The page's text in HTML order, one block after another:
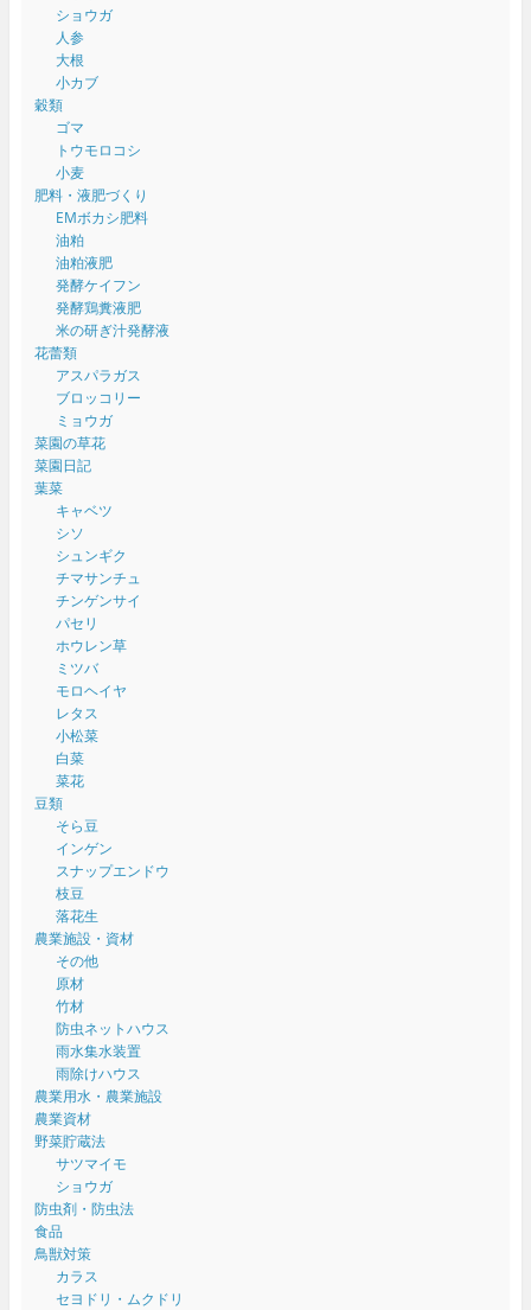
ショウガ
人参
大根
小カブ
穀類
ゴマ
トウモロコシ
小麦
肥料・液肥づくり
EMボカシ肥料
油粕
油粕液肥
発酵ケイフン
発酵鶏糞液肥
米の研ぎ汁発酵液
花蕾類
アスパラガス
ブロッコリー
ミョウガ
菜園の草花
菜園日記
葉菜
キャベツ
シソ
シュンギク
チマサンチュ
チンゲンサイ
パセリ
ホウレン草
ミツバ
モロヘイヤ
レタス
小松菜
白菜
菜花
豆類
そら豆
インゲン
スナップエンドウ
枝豆
落花生
農業施設・資材
その他
原材
竹材
防虫ネットハウス
雨水集水装置
雨除けハウス
農業用水・農業施設
農業資材
野菜貯蔵法
サツマイモ
ショウガ
防虫剤・防虫法
食品
鳥獣対策
カラス
セヨドリ・ムクドリ